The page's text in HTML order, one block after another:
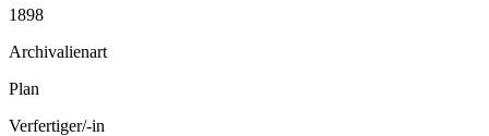
1898
Archivalienart
Plan
Verfertiger/-in